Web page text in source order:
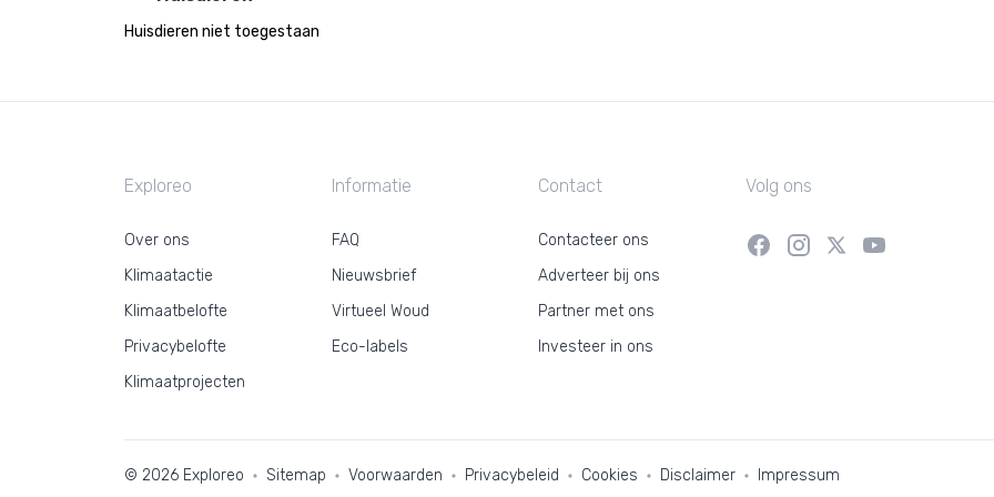
Huisdieren niet toegestaan
Exploreo
Over ons
Klimaatactie
Klimaatbelofte
Privacybelofte
Klimaatprojecten
Informatie
FAQ
Nieuwsbrief
Virtueel Woud
Eco-labels
Contact
Contacteer ons
Adverteer bij ons
Partner met ons
Investeer in ons
Volg ons
© 2026 Exploreo Sitemap Voorwaarden Privacybeleid Cookies Disclaimer Impressum